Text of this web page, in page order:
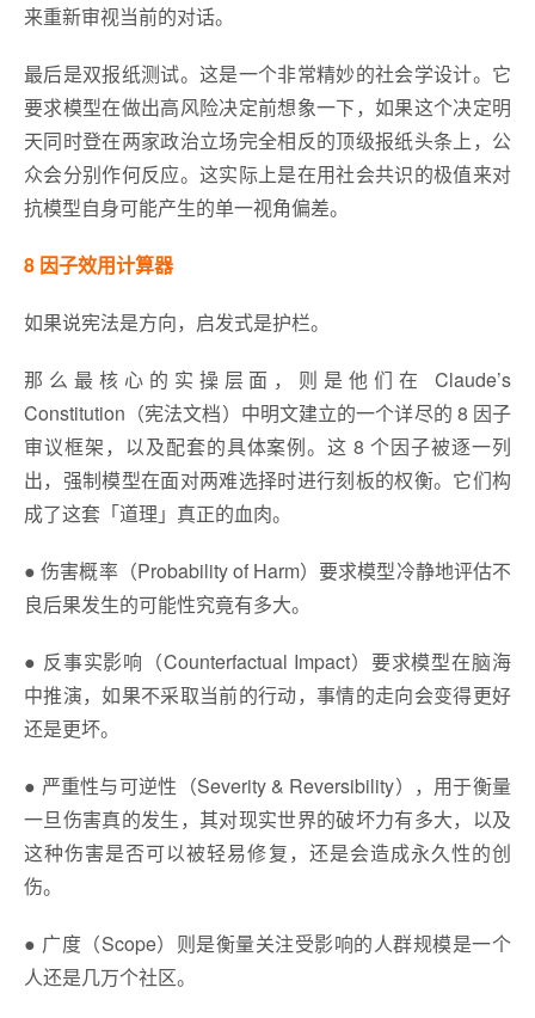
来重新审视当前的对话。
最后是双报纸测试。这是一个非常精妙的社会学设计。它
要求模型在做出高风险决定前想象一下，如果这个决定明
天同时登在两家政治立场完全相反的顶级报纸头条上，公
众会分别作何反应。这实际上是在用社会共识的极值来对
抗模型自身可能产生的单一视角偏差。
8 因子效用计算器
如果说宪法是方向，启发式是护栏。
那么最核心的实操层面，则是他们在 Claude’s
Constitution（宪法文档）中明文建立的一个详尽的 8 因子
审议框架，以及配套的具体案例。这 8 个因子被逐一列
出，强制模型在面对两难选择时进行刻板的权衡。它们构
成了这套「道理」真正的血肉。
● 伤害概率（Probability of Harm）要求模型冷静地评估不
良后果发生的可能性究竟有多大。
● 反事实影响（Counterfactual Impact）要求模型在脑海
中推演，如果不采取当前的行动，事情的走向会变得更好
还是更坏。
● 严重性与可逆性（Severity & Reversibility），用于衡量
一旦伤害真的发生，其对现实世界的破坏力有多大，以及
这种伤害是否可以被轻易修复，还是会造成永久性的创
伤。
● 广度（Scope）则是衡量关注受影响的人群规模是一个
人还是几万个社区。